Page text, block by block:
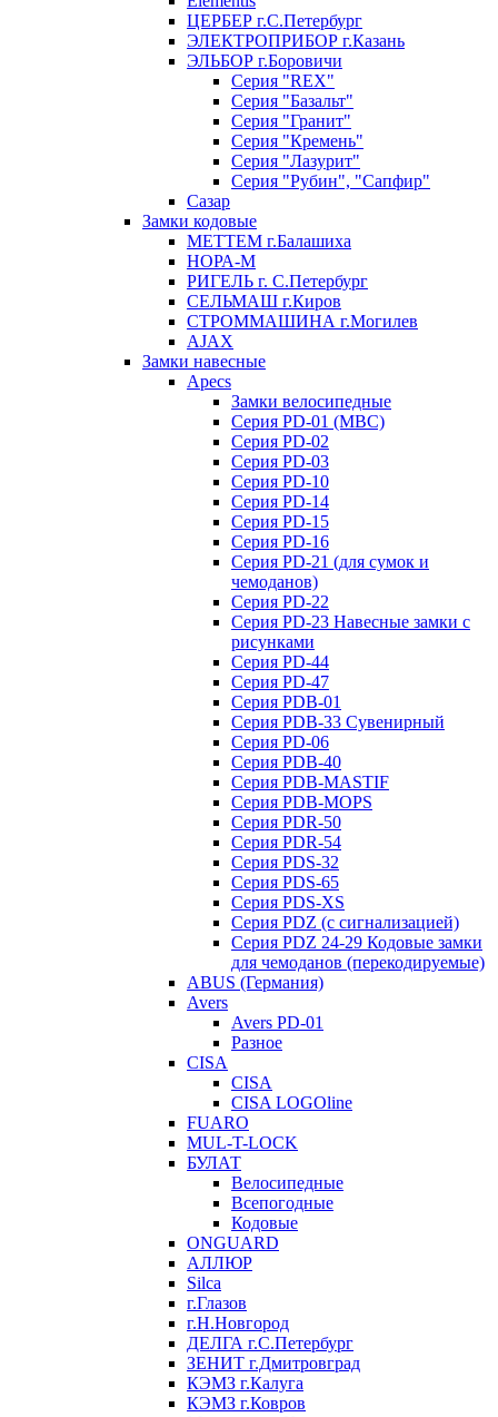
ЦЕРБЕР г.С.Петербург
ЭЛЕКТРОПРИБОР г.Казань
ЭЛЬБОР г.Боровичи
Серия "REX"
Серия "Базальт"
Серия "Гранит"
Серия "Кремень"
Серия "Лазурит"
Серия "Рубин", "Сапфир"
Сазар
Замки кодовые
МЕТТЕМ г.Балашиха
НОРА-М
РИГЕЛЬ г. С.Петербург
СЕЛЬМАШ г.Киров
СТРОММАШИНА г.Могилев
AJAX
Замки навесные
Apecs
Замки велосипедные
Серия PD-01 (МВС)
Серия PD-02
Серия PD-03
Серия PD-10
Серия PD-14
Серия PD-15
Серия PD-16
Серия PD-21 (для сумок и
чемоданов)
Серия PD-22
Серия PD-23 Навесные замки с
рисунками
Серия PD-44
Серия PD-47
Серия PDB-01
Серия PDB-33 Сувенирный
Серия PD-06
Серия PDB-40
Серия PDB-MASTIF
Серия PDB-MOPS
Серия PDR-50
Серия PDR-54
Серия PDS-32
Серия PDS-65
Серия PDS-XS
Серия PDZ (с сигнализацией)
Серия PDZ 24-29 Кодовые замки
для чемоданов (перекодируемые)
ABUS (Германия)
Avers
Avers PD-01
Разное
CISA
CISA
CISA LOGOline
FUARO
MUL-T-LOCK
БУЛАТ
Велосипедные
Всепогодные
Кодовые
ONGUARD
АЛЛЮР
Silca
г.Глазов
г.Н.Новгород
ДЕЛГА г.С.Петербург
ЗЕНИТ г.Дмитровград
КЭМЗ г.Калуга
КЭМЗ г.Ковров